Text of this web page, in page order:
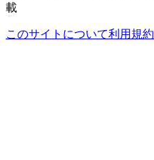
載
このサイトについて利用規約